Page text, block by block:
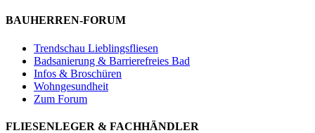
BAUHERREN-FORUM
Trendschau Lieblingsfliesen
Badsanierung & Barrierefreies Bad
Infos & Broschüren
Wohngesundheit
Zum Forum
FLIESENLEGER & FACHHÄNDLER